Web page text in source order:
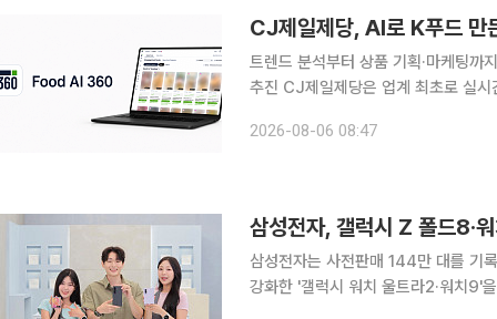
CJ제일제당, AI로 K푸드
트렌드 분석부터 상품 기획·마케팅까
추진 CJ제일제당은 업계 최초로 실시간 트렌드 분석과 상품 기획·개발, 소비자 반응 예측, 마케팅을
식품마케팅실과 AX·DX담당이 공동 개
2026-08-06 08:47
삼성전자는 사전판매 144만 대를 기
강화한 '갤럭시 워치 울트라2·워치9'을 7